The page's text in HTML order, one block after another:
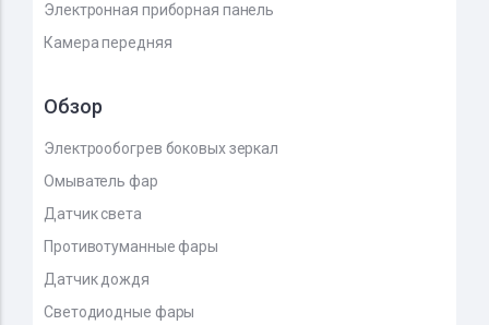
Электронная приборная панель
Камера передняя
Обзор
Электрообогрев боковых зеркал
Омыватель фар
Датчик света
Противотуманные фары
Датчик дождя
Светодиодные фары